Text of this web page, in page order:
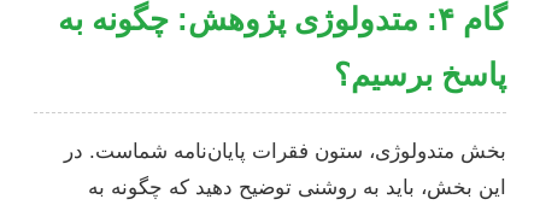
گام ۴: متدولوژی پژوهش: چگونه به
پاسخ برسیم؟
بخش متدولوژی، ستون فقرات پایان‌نامه شماست. در
این بخش، باید به روشنی توضیح دهید که چگونه به